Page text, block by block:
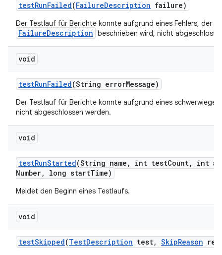
testRunFailed(FailureDescription failure)
Der Testlauf für Berichte konnte aufgrund eines Fehlers, der
FailureDescription beschrieben wird, nicht
void
testRunFailed(String errorMessage)
Der Testlauf für Berichte konnte aufgrund eines
nicht abgeschlossen werden.
void
testRunStarted(String name , int testCount,
int
Number, long startTime)
Meldet den Beginn eines Testlaufs.
void
testSkipped(TestDescription test, SkipReason